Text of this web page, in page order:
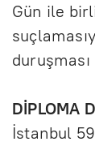
Gün ile
DİPLOMA
İstanbul